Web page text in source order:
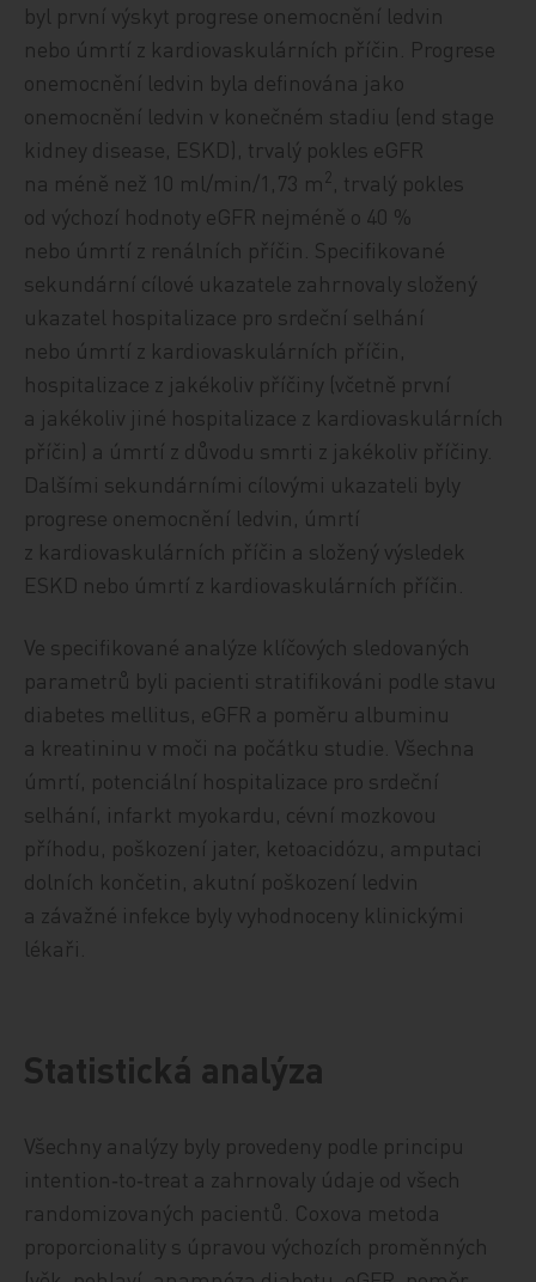
byl první výskyt progrese onemocnění ledvin
nebo úmrtí z kardiovaskulárních příčin. Progrese
onemocnění ledvin byla definována jako
onemocnění ledvin v konečném stadiu (end stage
kidney disease, ESKD), trvalý pokles eGFR
na méně než 10 ml/min/1,73 m 2, trvalý pokles
od výchozí hodnoty eGFR nejméně o 40 %
nebo úmrtí z renálních příčin. Specifikované
sekundární cílové ukazatele zahrnovaly složený
ukazatel hospitalizace pro srdeční selhání
nebo úmrtí z kardiovaskulárních příčin,
hospitalizace z jakékoliv příčiny (včetně první
a jakékoliv jiné hospitalizace z kardiovaskulárních
příčin) a úmrtí z důvodu smrti z jakékoliv příčiny.
Dalšími sekundárními cílovými ukazateli byly
progrese onemocnění ledvin, úmrtí
z kardiovaskulárních příčin a složený výsledek
ESKD nebo úmrtí z kardiovaskulárních příčin.
Ve specifikované analýze klíčových sledovaných
parametrů byli pacienti stratifikováni podle stavu
diabetes mellitus, eGFR a poměru albuminu
a kreatininu v moči na počátku studie. Všechna
úmrtí, potenciální hospitalizace pro srdeční
selhání, infarkt myokardu, cévní mozkovou
příhodu, poškození jater, ketoacidózu, amputaci
dolních končetin, akutní poškození ledvin
a závažné infekce byly vyhodnoceny klinickými
lékaři.
Statistická analýza
Všechny analýzy byly provedeny podle principu
intention‑to‑treat a zahrnovaly údaje od všech
randomizovaných pacientů. Coxova metoda
proporcionality s úpravou výchozích proměnných